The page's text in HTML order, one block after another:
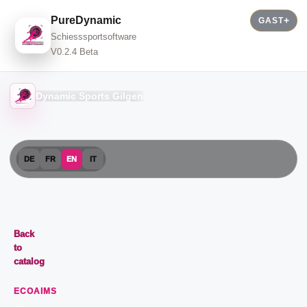
PureDynamic
Schiesssportsoftware
V0.2.4 Beta
GAST
Dynamic Sports Gilgen
DE FR EN IT
Back
to
catalog
ECOAIMS